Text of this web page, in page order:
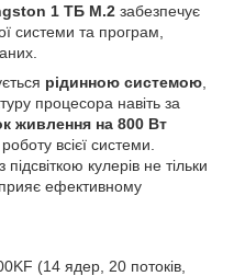
1 ТБ M.2 забезпечує
системи та програм,
рідинною системою
процесора навіть за
живлення на 800 Вт
всієї системи.
з підсвіткою кулерів не тільки
ефективному
(14 ядер, 20 потоків,